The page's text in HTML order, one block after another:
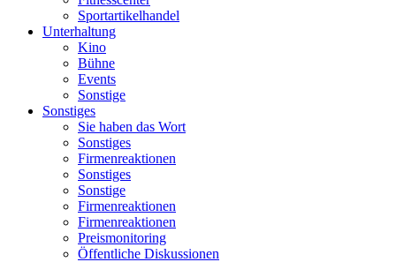
Sportartikelhandel
Unterhaltung
Kino
Bühne
Events
Sonstige
Sonstiges
Sie haben das Wort
Sonstiges
Firmenreaktionen
Sonstiges
Sonstige
Firmenreaktionen
Firmenreaktionen
Preismonitoring
Öffentliche Diskussionen